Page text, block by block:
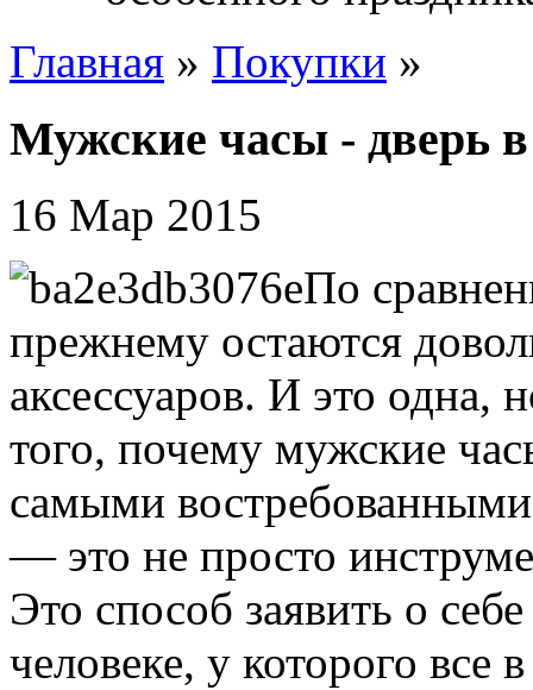
Главная » Покупки »
Мужские часы - дверь в
16 Мар 2015
По
прежнему остаются
аксессуаров. И это одна,
того, почему мужские
самыми
— это не просто
Это способ заявить о
человеке, у которого